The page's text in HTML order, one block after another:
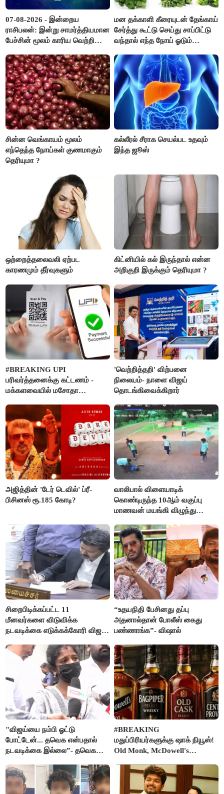
07-08-2026 - இன்றைய
ராசிபலன்: இன்று சாமர்த்தியமான
பேச்சின் மூலம் காரிய வெற்றி
பொறுப்புகளை ஒப்படைப்பதில்
கவனம் தேவை..!
மன தக்காளி கீரையுடன் தேங்காய்
சேர்த்து கூட்டு செய்து சாப்பிட்டு
வந்தால் எந்த நோய் ஓடும்
சின்ன வெங்காயம் மூலம்
எந்தெந்த நோய்கள் குணமாகும்
தெரியுமா ?
கல்லீரல் சீராக செயல்பட உதவும்
இந்த ஜூஸ்
ஒற்றைத்தலைவலி ஏற்பட
காரணமும் தீர்வுகளும்
கிட்னியில் கல் இருந்தால் என்ன
அறிகுறி இருக்கும் தெரியுமா ?
#BREAKING UPI
பரிவர்த்தனைக்கு கட்டணம் -
மக்களவையில் மசோதா
'வெற்றித்தறி' விற்பனை
நிலையம்- நாளை விஜய்
தொடங்கிவைக்கிறார்
அஜித்தின் 'டேர் டெவில்' ப்ரீ-
பிசினஸ் ரூ.185 கோடி?
வாலிபால் விளையாடிக்
கொண்டிருந்த 10ஆம் வகுப்பு
மாணவன் மயங்கி விழுந்து
சிறைபிடிக்கப்பட்ட 11
மீனவர்களை விடுவிக்க
நடவடிக்கை எடுக்கக்கோரி விஜய்
“உதயநிதி பேசினது தப்பு
அதனால்தான் போலீஸ் கைது
பண்ணாங்க”- விஷால்
"விஜய்யை நம்பி ஓட்டு
போட்டேன்... தவெக என்பதால்
நடவடிக்கை இல்லை”- தவெக
கதறல்
#BREAKING
மதுப்பிரியர்களுக்கு ஷாக் நியூஸ்!
Old Monk, McDowell's
FSSAI தடை